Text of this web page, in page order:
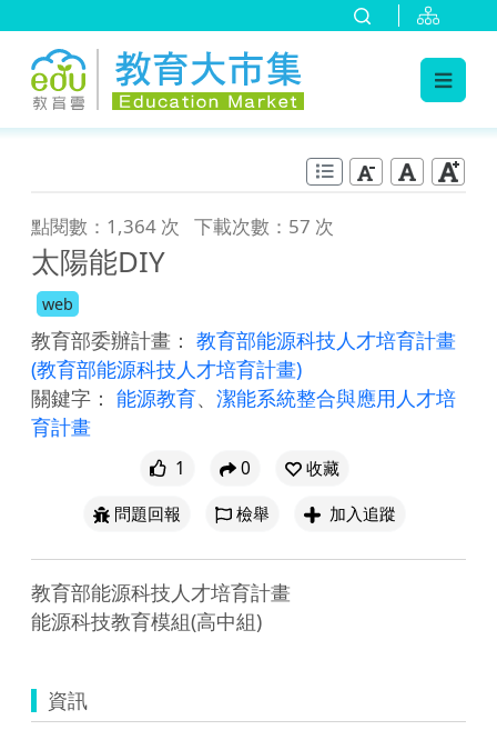
點閱數：1,364 次 下載次數：57 次
太陽能DIY
web
教育部委辦計畫： 教育部能源科技人才培育計畫
(教育部能源科技人才培育計畫)
關鍵字： 能源教育、 潔能系統整合與應用人才培
育計畫
1 0
收藏
問題回報
檢舉 加入追蹤
教育部能源科技人才培育計畫
能源科技教育模組(高中組)
資訊